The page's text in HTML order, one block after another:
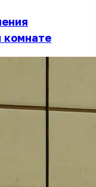
комнате